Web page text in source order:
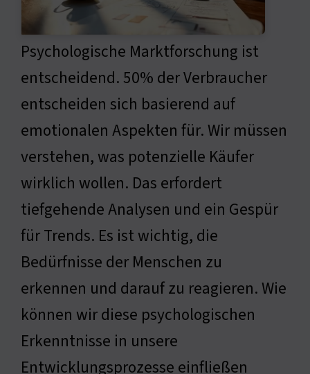
Psychologische Marktforschung ist
entscheidend. 50% der Verbraucher
entscheiden sich basierend auf
emotionalen Aspekten für. Wir müssen
verstehen, was potenzielle Käufer
wirklich wollen. Das erfordert
tiefgehende Analysen und ein Gespür
für Trends. Es ist wichtig, die
Bedürfnisse der Menschen zu
erkennen und darauf zu reagieren. Wie
können wir diese psychologischen
Erkenntnisse in unsere
Entwicklungsprozesse einfließen